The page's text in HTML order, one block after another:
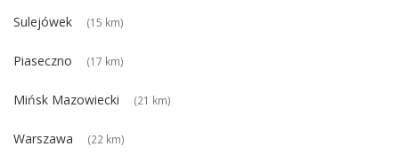
Sulejówek (15 km)
Piaseczno (17 km)
Mińsk Mazowiecki (21 km)
Warszawa (22 km)